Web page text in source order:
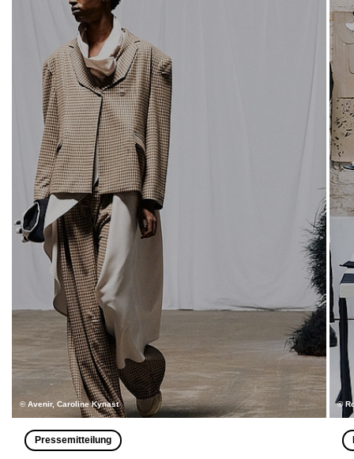
© Avenir, Caroline Kynast
Pressemitteilung
©